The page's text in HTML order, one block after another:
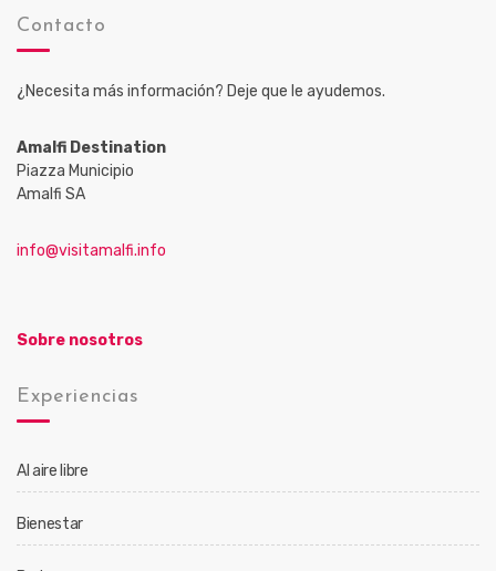
Contacto
¿Necesita más información? Deje que le ayudemos.
Amalfi Destination
Piazza Municipio
Amalfi SA
info@visitamalfi.info
Sobre nosotros
Experiencias
Al aire libre
Bienestar